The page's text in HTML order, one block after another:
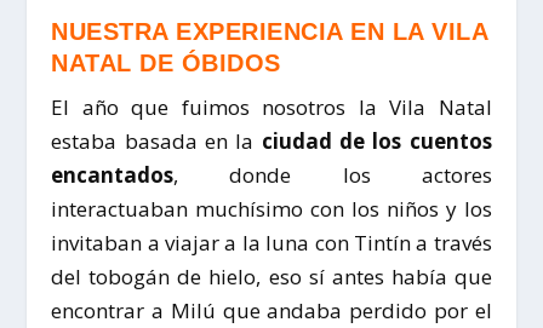
NUESTRA EXPERIENCIA EN LA VILA
NATAL DE ÓBIDOS
El año que fuimos nosotros la Vila Natal
estaba basada en la ciudad de los cuentos
encantados, donde los actores
interactuaban muchísimo con los niños y los
invitaban a viajar a la luna con Tintín a través
del tobogán de hielo, eso sí antes había que
encontrar a Milú que andaba perdido por el